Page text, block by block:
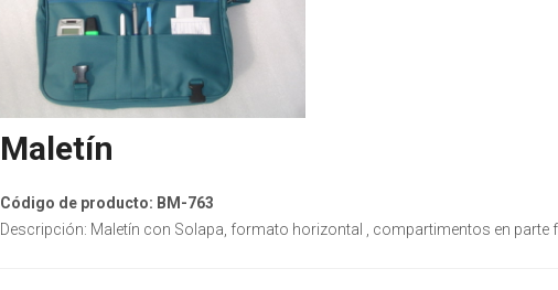
Maletín
Código de producto: BM-763
Descripción: Maletín con Solapa, formato horizontal , compartimentos en parte